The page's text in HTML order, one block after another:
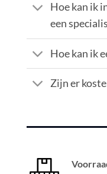
Hoe kan ik
een
Hoe kan ik
Zijn er